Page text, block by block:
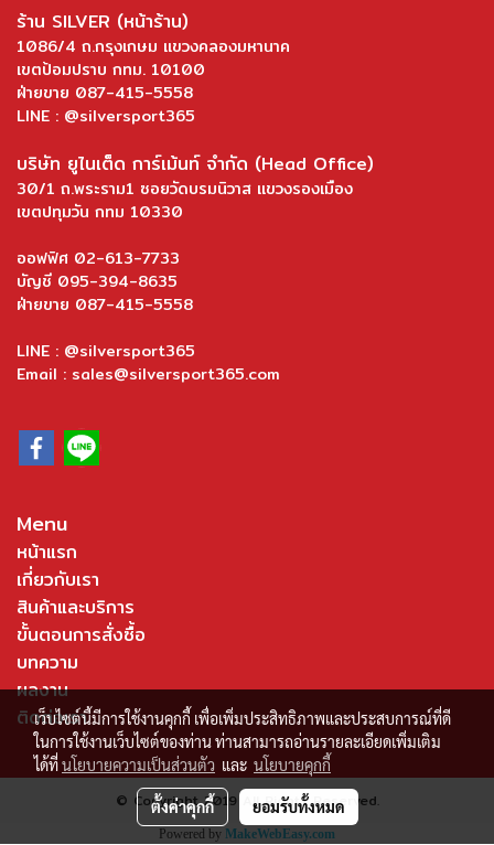
ร้าน SILVER (หน้าร้าน)
1086/4 ถ.กรุงเกษม แขวงคลองมหานาค
เขตป้อมปราบ กทม. 10100
ฝ่ายขาย 087-415-5558
LINE : @silversport365
บริษัท ยูไนเต็ด การ์เม้นท์ จำกัด (Head Office)
30/1 ถ.พระราม1 ซอยวัดบรมนิวาส แขวงรองเมือง
เขตปทุมวัน กทม 10330
ออฟฟิศ 02-613-7733
บัญชี 095-394-8635
ฝ่ายขาย 087-415-5558
LINE : @silversport365
Email : sales@silversport365.com
Menu
หน้าแรก
เกี่ยวกับเรา
สินค้าและบริการ
ขั้นตอนการสั่งซื้อ
บทความ
ผลงาน
ติดต่อเรา
© Copyright 2019 All Rights Reserved.
Powered by MakeWebEasy.com
เว็บไซต์นี้มีการใช้งานคุกกี้ เพื่อเพิ่มประสิทธิภาพและประสบการณ์ที่ดี
ในการใช้งานเว็บไซต์ของท่าน ท่านสามารถอ่านรายละเอียดเพิ่มเติม
ได้ที่นโยบายความเป็นส่วนตัว และ นโยบายคุกกี้
ตั้งค่าคุกกี้ ยอมรับทั้งหมด